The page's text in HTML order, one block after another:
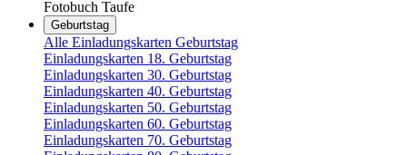
Fotobuch Taufe
Geburtstag
Alle Einladungskarten Geburtstag
Einladungskarten 18. Geburtstag
Einladungskarten 30. Geburtstag
Einladungskarten 40. Geburtstag
Einladungskarten 50. Geburtstag
Einladungskarten 60. Geburtstag
Einladungskarten 70. Geburtstag